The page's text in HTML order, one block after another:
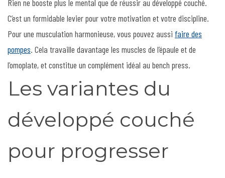
Rien ne booste plus le mental que de réussir au développé couché.
C’est un formidable levier pour votre motivation et votre discipline.
Pour une musculation harmonieuse, vous pouvez aussi faire des
pompes. Cela travaille davantage les muscles de l’épaule et de
l’omoplate, et constitue un complément idéal au bench press.
Les variantes du
développé couché
pour progresser